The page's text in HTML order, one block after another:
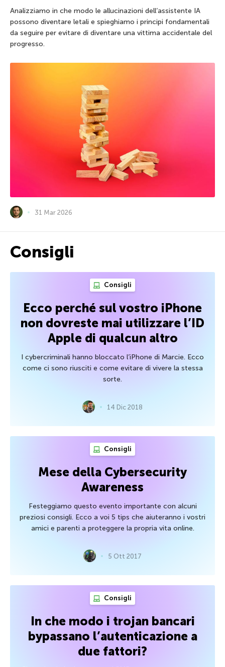
Analizziamo in che modo le allucinazioni dell’assistente IA
possono diventare letali e spieghiamo i principi fondamentali
da seguire per evitare di diventare una vittima accidentale del
progresso.
31 Mar 2026
Consigli
Consigli
Ecco perché sul vostro iPhone
non dovreste mai utilizzare l’ID
Apple di qualcun altro
I cybercriminali hanno bloccato l’iPhone di Marcie. Ecco
come ci sono riusciti e come evitare di vivere la stessa
sorte.
14 Dic 2018
Consigli
Mese della Cybersecurity
Awareness
Festeggiamo questo evento importante con alcuni
preziosi consigli. Ecco a voi 5 tips che aiuteranno i vostri
amici e parenti a proteggere la propria vita online.
5 Ott 2017
Consigli
In che modo i trojan bancari
bypassano l’autenticazione a
due fattori?